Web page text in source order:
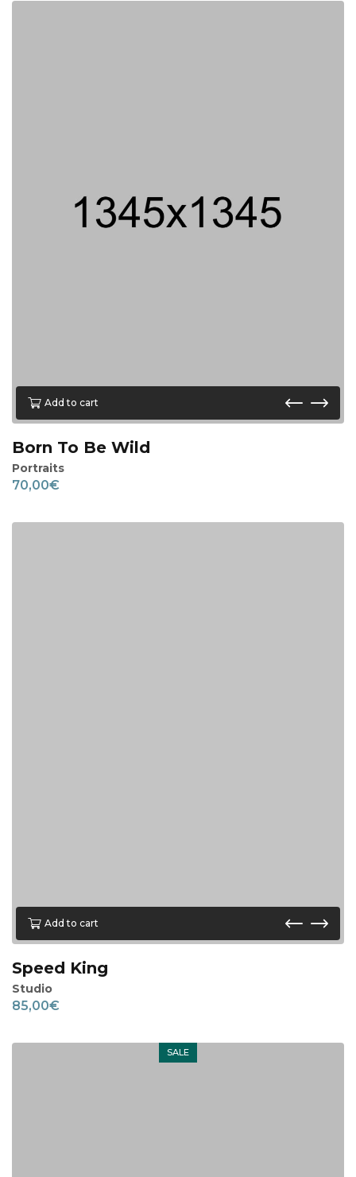
Add to cart
Born To Be Wild
Portraits
70,00€
Add to cart
Speed King
Studio
85,00€
SALE